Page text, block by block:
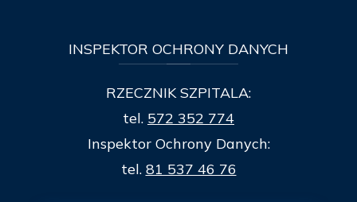
INSPEKTOR OCHRONY DANYCH
RZECZNIK SZPITALA:
tel. 572 352 774
Inspektor Ochrony Danych:
tel. 81 537 46 76